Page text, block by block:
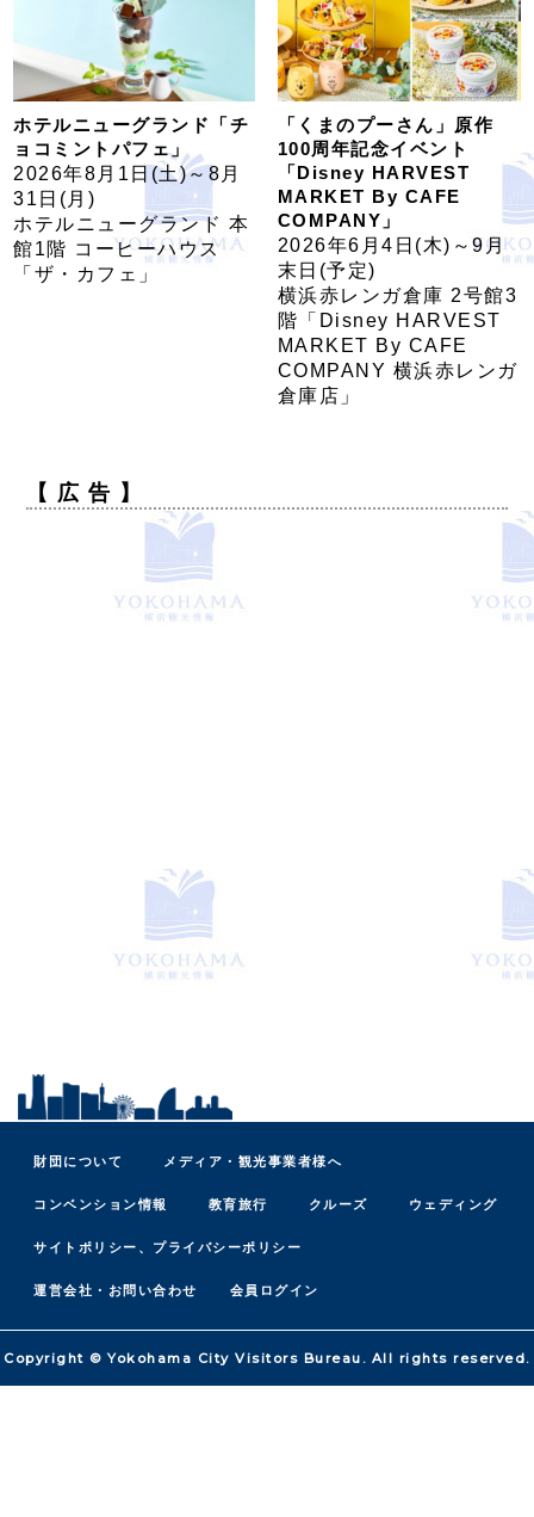
ホテルニューグランド「チ
ョコミントパフェ」
2026年8月1日(土)～8月
31日(月)
ホテルニューグランド 本
館1階 コーヒーハウス
「ザ・カフェ」
「くまのプーさん」原作
100周年記念イベント
「Disney HARVEST
MARKET By CAFE
COMPANY」
2026年6月4日(木)～9月
末日(予定)
横浜赤レンガ倉庫 2号館3
階「Disney HARVEST
MARKET By CAFE
COMPANY 横浜赤レンガ
倉庫店」
【 広 告 】
財団について メディア・観光事業者様へ
コンベンション情報 教育旅行 クルーズ ウェディング
サイトポリシー、プライバシーポリシー
運営会社・お問い合わせ 会員ログイン
Copyright © Yokohama City Visitors Bureau. All rights reserved.